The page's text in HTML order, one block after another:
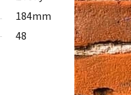
184mm
48